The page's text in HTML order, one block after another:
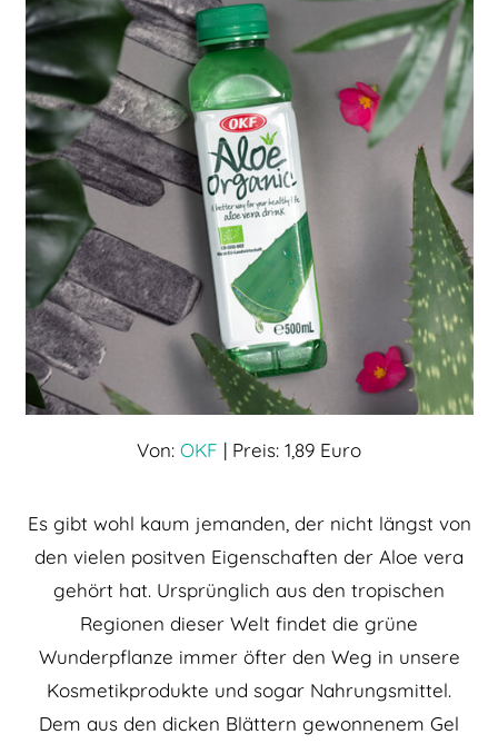
Von: OKF | Preis: 1,89 Euro
Es gibt wohl kaum jemanden, der nicht längst von
den vielen positven Eigenschaften der Aloe vera
gehört hat. Ursprünglich aus den tropischen
Regionen dieser Welt findet die grüne
Wunderpflanze immer öfter den Weg in unsere
Kosmetikprodukte und sogar Nahrungsmittel.
Dem aus den dicken Blättern gewonnenem Gel